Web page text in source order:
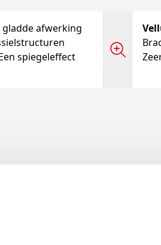
afwerking
spiegeleffect